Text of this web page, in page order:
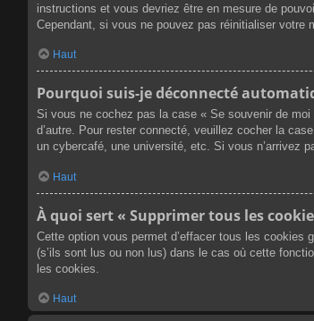
instructions et vous devriez être en mesure de
Cependant, si vous ne pouvez pas réinitialiser votre
Haut
Pourquoi suis-je déconnecté
Si vous ne cochez pas la case « Se souvenir de
d’autre. Pour rester connecté, veuillez cocher la
un cybercafé, une université, etc. Si vous n’arrivez
Haut
À quoi sert « Supprimer tous les
Cette option vous permet d’effacer tous les cookies
(s’ils sont lus ou non lus) dans le cas où cette
les cookies.
Haut